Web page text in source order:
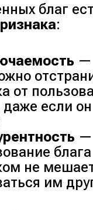
благ
:
—
от
если
—
не
им